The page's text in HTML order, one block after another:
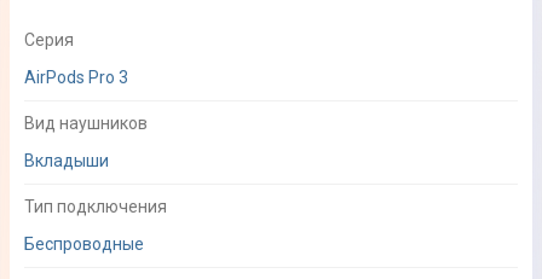
Серия
AirPods Pro 3
Вид наушников
Вкладыши
Тип подключения
Беспроводные